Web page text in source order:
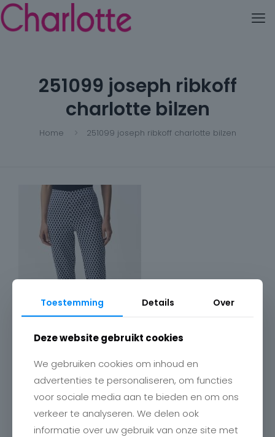
251099 joseph ribkoff
charlotte bilzen
Home 251099 joseph ribkoff charlotte bilzen
Contact
Toestemming Details Over
Deze website gebruikt cookies
We gebruiken cookies om inhoud en
advertenties te personaliseren, om functies
voor sociale media aan te bieden en om ons
verkeer te analyseren. We delen ook
informatie over uw gebruik van onze site met